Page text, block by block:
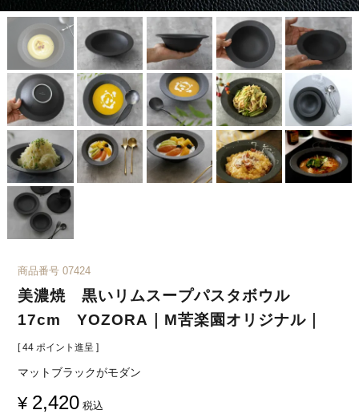
商品番号 07424
美濃焼 黒いリムスープパスタボウル
17cm YOZORA｜M苦楽園オリジナル｜
[ 44 ポイント進呈 ]
マットブラックがモダン
¥ 2,420 税込